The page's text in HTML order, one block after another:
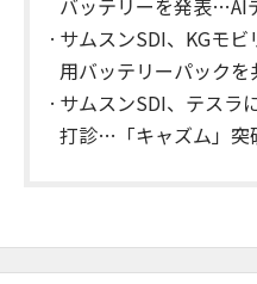
バッテリーを発表…AI
速
サムスンSDI、KGモ
用バッテリーパックを
サムスンSDI、テスラ
打診…「キャズム」突